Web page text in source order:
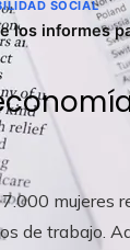
SOCIAL
los informes
de trabajo.